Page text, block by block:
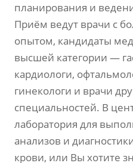
планирования и
Приём ведут врачи с
опытом, кандидаты
высшей категории —
кардиологи,
гинекологи и врачи
специальностей. В
лаборатория для
анализов и
крови, или Вы хотите